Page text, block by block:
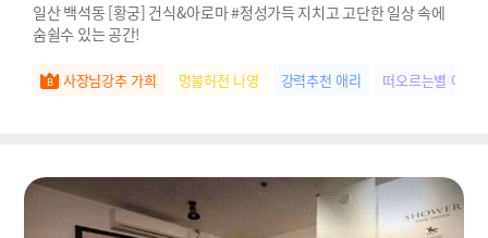
일산 백석동 [황궁] 건식&아로마 #정성가득 지치고 고단한 일상 속에
숨쉴수 있는 공간!
사장님강추 가희 명불허전 나영 강력추천 애리 떠오르는별 여름